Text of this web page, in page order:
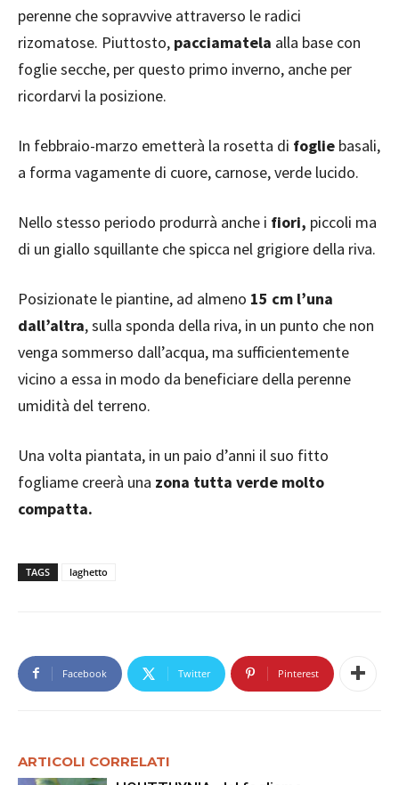
perenne che sopravvive attraverso le radici
rizomatose. Piuttosto, pacciamatela alla base con
foglie secche, per questo primo inverno, anche per
ricordarvi la posizione.
In febbraio-marzo emetterà la rosetta di foglie basali,
a forma vagamente di cuore, carnose, verde lucido.
Nello stesso periodo produrrà anche i fiori, piccoli ma
di un giallo squillante che spicca nel grigiore della riva.
Posizionate le piantine, ad almeno 15 cm l’una
dall’altra, sulla sponda della riva, in un punto che non
venga sommerso dall’acqua, ma sufficientemente
vicino a essa in modo da beneficiare della perenne
umidità del terreno.
Una volta piantata, in un paio d’anni il suo fitto
fogliame creerà una zona tutta verde molto
compatta.
TAGS laghetto
Facebook Twitter Pinterest
ARTICOLI CORRELATI